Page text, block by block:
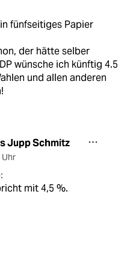
fünfseitiges Papier
der hätte selber
wünsche ich künftig 4.5
und allen anderen
Jupp Schmitz
Uhr
mit 4,5 %.